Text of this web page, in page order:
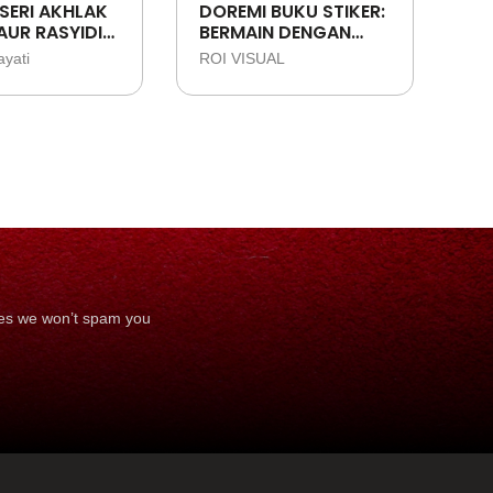
AKHLAK
RASYIDIN:
THALIB -
YANG
DOREMI BUKU STIKER:
BERMAIN DENGAN
ANGKA
ROI VISUAL
we won’t spam you